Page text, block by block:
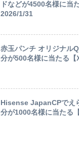
ドなどが4500名様に当
2026/1/31
赤玉パンチ オリジナル
分が500名様に当たる
Hisense JapanCPでえ
分が1000名様に当たる